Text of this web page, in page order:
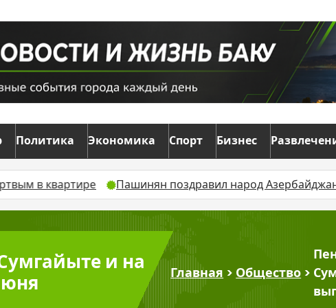
Политика Экономика Спорт Бизнес
Пашинян поздравил народ Азербайджана с 8 августа и
и на
Главная > Общество >